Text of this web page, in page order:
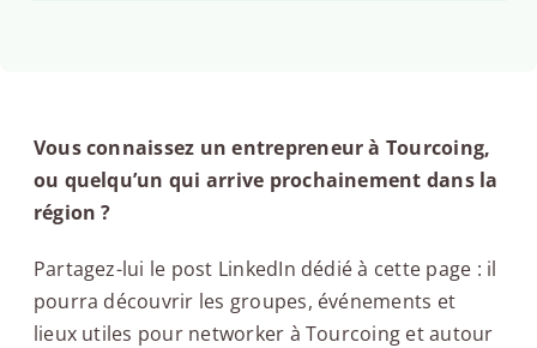
Vous connaissez un entrepreneur à Tourcoing,
ou quelqu’un qui arrive prochainement dans la
région ?
Partagez-lui le post LinkedIn dédié à cette page : il
pourra découvrir les groupes, événements et
lieux utiles pour networker à Tourcoing et autour